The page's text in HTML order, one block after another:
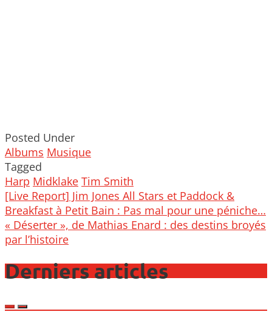
Posted Under
Albums Musique
Tagged
Harp Midklake Tim Smith
Post
navigation
[Live Report] Jim Jones All Stars et Paddock &
Breakfast à Petit Bain : Pas mal pour une péniche…
« Déserter », de Mathias Enard : des destins broyés
par l’histoire
Derniers articles